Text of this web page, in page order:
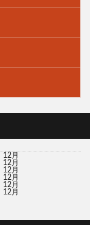
12月
12月
12月
12月
12月
12月